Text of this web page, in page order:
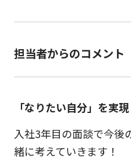
担当者からのコメント
「なりたい自分」を実
入社3年目の面談で今後
緒に考えていきます！